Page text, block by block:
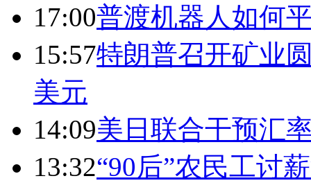
17:00普渡机器人如何
15:57特朗普召开矿业
美元
14:09美日联合干预汇
13:32“90后”农民工讨